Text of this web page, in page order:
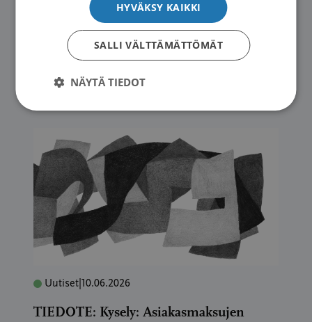
11.06.2026
Potilasopasvalikoima päivittyy
→
Uutiset 10.06.2026
TIEDOTE: Kysely: Asiakasmaksujen
HYVÄKSY KAIKKI
SALLI VÄLTTÄMÄTTÖMÄT
NÄYTÄ TIEDOT